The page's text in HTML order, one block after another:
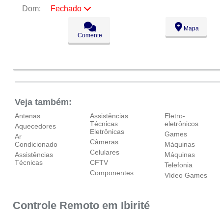
Dom:
Fechado
09:00 - 18:00
09:00 - 18:00
09:00 - 18:00
Comente
Mapa
Veja também:
Antenas
Aquecedores
Ar
Condicionado
Assistências
Técnicas
Assistências
Técnicas
Eletrônicas
Câmeras
Celulares
CFTV
Componentes
Eletro-
eletrônicos
Games
Máquinas
Máquinas
Telefonia
Vídeo Games
Controle Remoto em Ibirité